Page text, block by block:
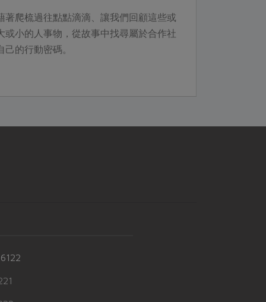
著爬梳過往點點滴滴、讓我們回顧這些或
或小的人事物，從故事中找尋屬於合作社
己的行動密碼。